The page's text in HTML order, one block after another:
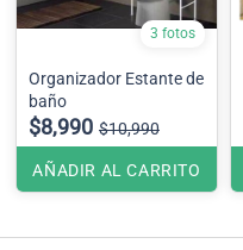
3 fotos
Organizador Estante de
baño
$8,990 $10,990
AÑADIR AL CARRITO